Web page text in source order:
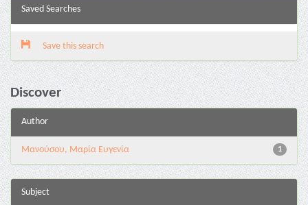
Saved Searches
Save this search
Discover
Author
1
Μανούσου, Μαρία Ευγενία
Subject